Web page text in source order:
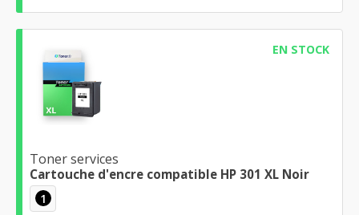
EN STOCK
Toner services
Cartouche d'encre compatible HP 301 XL Noir
1